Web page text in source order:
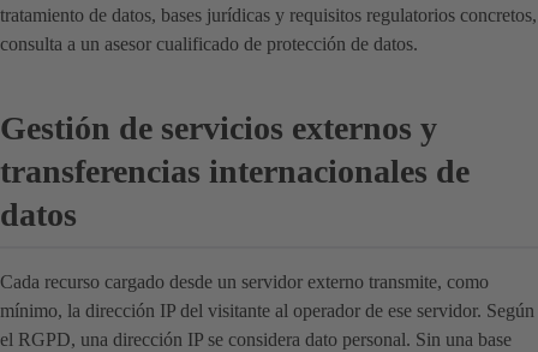
tratamiento de datos, bases jurídicas y requisitos regulatorios concretos,
consulta a un asesor cualificado de protección de datos.
Gestión de servicios externos y
transferencias internacionales de
datos
Cada recurso cargado desde un servidor externo transmite, como
mínimo, la dirección IP del visitante al operador de ese servidor. Según
el RGPD, una dirección IP se considera dato personal. Sin una base